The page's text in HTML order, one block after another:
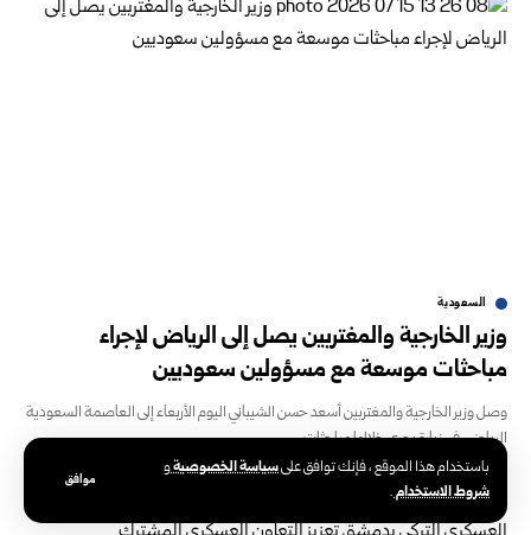
باستخدام هذا الموقع ، فإنك توافق علىسياسة الخصوصيةو
شروط الاستخدام.
موافق
السعودية
وزير الخارجية والمغتربين يصل إلى الرياض لإجراء
مباحثات موسعة مع مسؤولين سعوديين
وصل وزير الخارجية والمغتربين أسعد حسن الشيباني اليوم الأربعاء إلى العاصمة السعودية
الرياض، في زيارة يجري خلالها مباحثات
يوليو 15, 2026 يوليو 15, 2026